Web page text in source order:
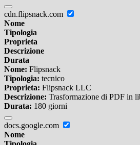
cdn.flipsnack.com
Nome
Tipologia
Proprieta
Descrizione
Durata
Nome: Flipsnack
Tipologia: tecnico
Proprieta: Flipsnack LLC
Descrizione: Trasformazione di PDF in
Durata: 180 giorni
docs.google.com
Nome